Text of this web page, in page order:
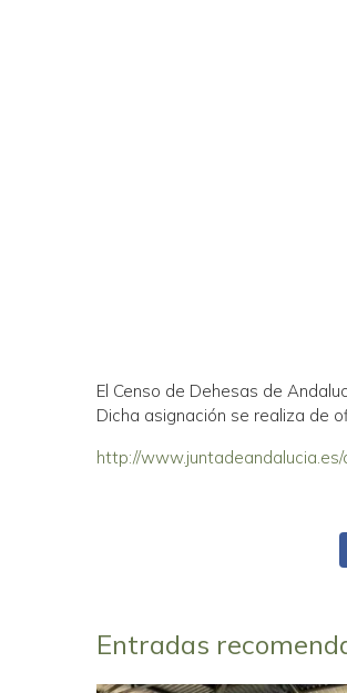
El Censo de Dehesas de
Dicha asignación se realiza de
http://
Entradas